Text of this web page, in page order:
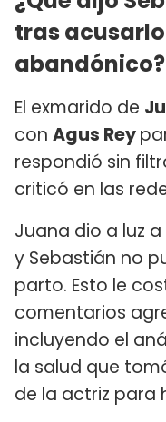
tras
abandónico?
El exmarido de
con Agus Rey
respondió sin
criticó en las
Juana dio a luz a
y Sebastián no
parto. Esto le
comentarios
incluyendo el
la salud que
de la actriz para